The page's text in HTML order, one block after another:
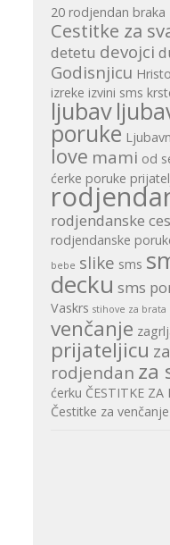
20 rodjendan braka
Cestitke za
detetu devojci
Godisnjicu
izreke izvini sms
ljubav
poruke
love mami od
ćerke poruke
rodjendanske
rodjendanske
bebe slike sms
decku sms
Vaskrs stihove za brata
venčanje
prijateljicu za
rodjendan za
ćerku ČESTITKE ZA
Čestitke za venčanje